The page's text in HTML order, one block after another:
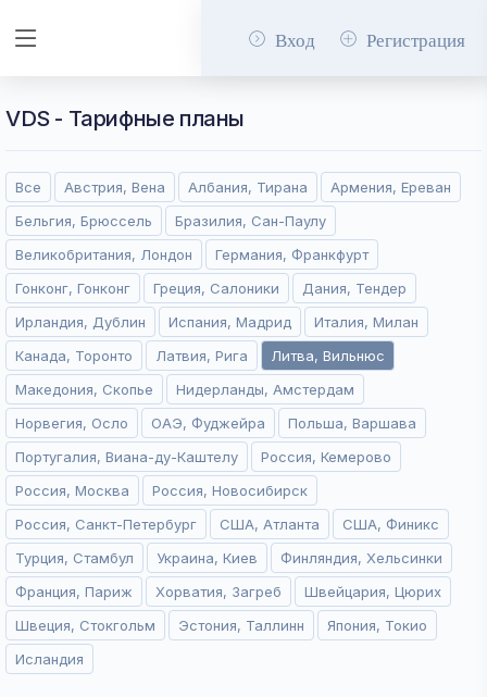
Вход Регистрация
VDS - Тарифные планы
Все Австрия, Вена Албания, Тирана
Армения, Ереван
Бельгия, Брюссель
Бразилия, Сан-Паулу
Великобритания, Лондон
Германия, Франкфурт
Гонконг, Гонконг
Греция, Салоники
Дания, Тендер
Ирландия, Дублин
Испания, Мадрид
Италия, Милан
Канада, Торонто
Латвия, Рига
Литва, Вильнюс
Македония, Скопье
Нидерланды, Амстердам
Норвегия, Осло
ОАЭ, Фуджейра
Польша, Варшава
Португалия, Виана-ду-Каштелу
Россия, Кемерово
Россия, Москва
Россия, Новосибирск
Россия, Санкт-Петербург
США, Атланта
США, Финикс
Турция, Стамбул
Украина, Киев
Финляндия, Хельсинки
Франция, Париж
Хорватия, Загреб
Швейцария, Цюрих
Швеция, Стокгольм
Эстония, Таллинн
Япония, Токио
Исландия